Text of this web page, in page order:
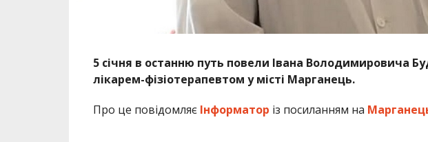
5 січня в останню путь повели Івана Володимировича
лікарем-фізіотерапевтом у місті Марганець.
Про це повідомляє Інформатор із посиланням на